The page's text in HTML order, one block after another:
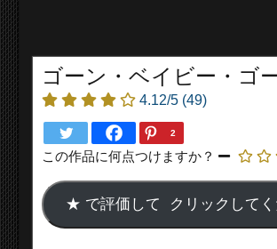
ゴーン・ベイビー・ゴー
4.12/5 (49)
2
この作品に何点つけますか？